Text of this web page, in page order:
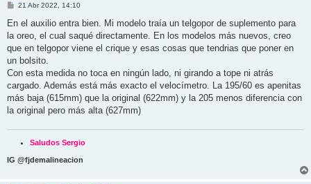
M
n
a
j
21 Abr 2022, 14:10
En el auxilio entra bien. Mi modelo traía un telgopor de suplemento para
la oreo, el cual saqué directamente. En los modelos más nuevos, creo
que en telgopor viene el crique y esas cosas que tendrias que poner en
un bolsito.
Con esta medida no toca en ningún lado, ni girando a tope ni atrás
cargado. Además está más exacto el velocímetro. La 195/60 es apenitas
más baja (615mm) que la original (622mm) y la 205 menos diferencia con
la original pero más alta (627mm)
Saludos Sergio
IG @fjdemalineacion